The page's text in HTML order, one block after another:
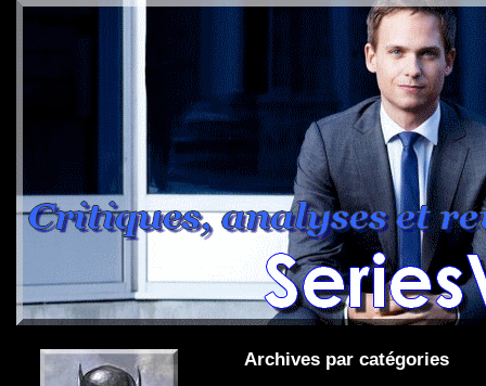
Archives par catégories